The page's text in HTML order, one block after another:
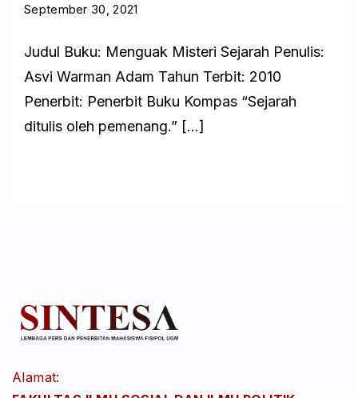
September 30, 2021
Judul Buku: Menguak Misteri Sejarah Penulis:
Asvi Warman Adam Tahun Terbit: 2010
Penerbit: Penerbit Buku Kompas “Sejarah
ditulis oleh pemenang.” […]
Alamat: